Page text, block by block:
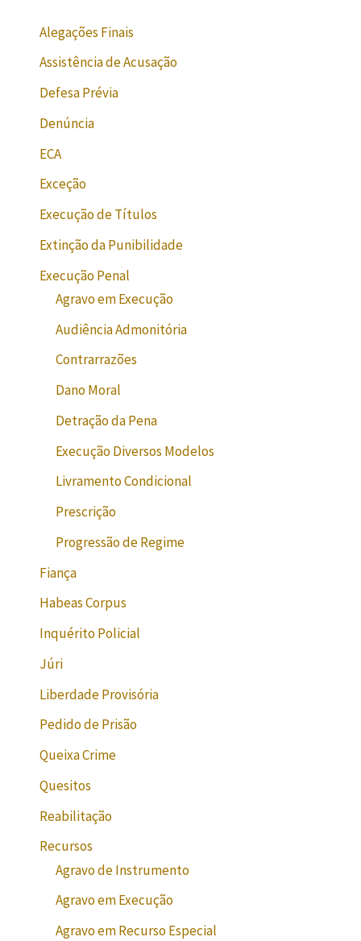
Alegações Finais
Assistência de Acusação
Defesa Prévia
Denúncia
ECA
Exceção
Execução de Títulos
Extinção da Punibilidade
Execução Penal
Agravo em Execução
Audiência Admonitória
Contrarrazões
Dano Moral
Detração da Pena
Execução Diversos Modelos
Livramento Condicional
Prescrição
Progressão de Regime
Fiança
Habeas Corpus
Inquérito Policial
Júri
Liberdade Provisória
Pedido de Prisão
Queixa Crime
Quesitos
Reabilitação
Recursos
Agravo de Instrumento
Agravo em Execução
Agravo em Recurso Especial